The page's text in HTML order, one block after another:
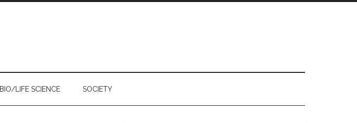
BIO/LIFE SCIENCE SOCIETY